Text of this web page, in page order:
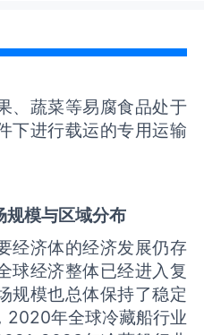
、蔬菜等易腐食品处于
下进行载运的专用运输
规模与区域分布
经济体的经济发展仍存
球经济整体已经进入复
规模也总体保持了稳定
2020年全球冷藏船行业